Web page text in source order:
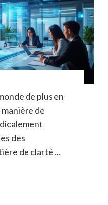
de plus en
de
des
de clarté …